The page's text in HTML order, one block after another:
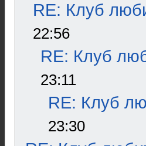
RE: Клуб
22:56
RE: Клуб
23:11
RE: Клуб
23:30